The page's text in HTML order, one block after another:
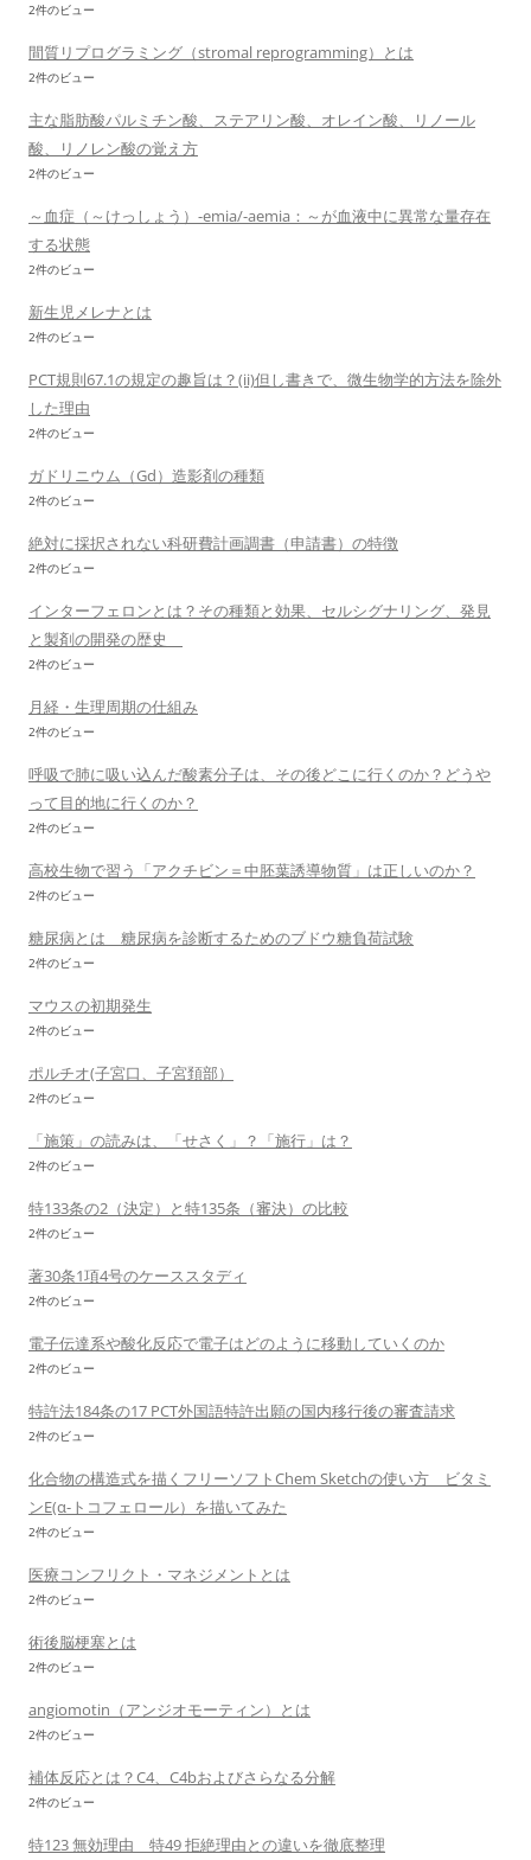
2件のビュー
間質リプログラミング（stromal reprogramming）とは
2件のビュー
主な脂肪酸パルミチン酸、ステアリン酸、オレイン酸、リノール
酸、リノレン酸の覚え方
2件のビュー
～血症（～けっしょう）-emia/-aemia：～が血液中に異常な量存在
する状態
2件のビュー
新生児メレナとは
2件のビュー
PCT規則67.1の規定の趣旨は？(ii)但し書きで、微生物学的方法を除外
した理由
2件のビュー
ガドリニウム（Gd）造影剤の種類
2件のビュー
絶対に採択されない科研費計画調書（申請書）の特徴
2件のビュー
インターフェロンとは？その種類と効果、セルシグナリング、発見
と製剤の開発の歴史
2件のビュー
月経・生理周期の仕組み
2件のビュー
呼吸で肺に吸い込んだ酸素分子は、その後どこに行くのか？どうや
って目的地に行くのか？
2件のビュー
高校生物で習う「アクチビン＝中胚葉誘導物質」は正しいのか？
2件のビュー
糖尿病とは 糖尿病を診断するためのブドウ糖負荷試験
2件のビュー
マウスの初期発生
2件のビュー
ポルチオ(子宮口、子宮頚部）
2件のビュー
「施策」の読みは、「せさく」？「施行」は？
2件のビュー
特133条の2（決定）と特135条（審決）の比較
2件のビュー
著30条1項4号のケーススタディ
2件のビュー
電子伝達系や酸化反応で電子はどのように移動していくのか
2件のビュー
特許法184条の17 PCT外国語特許出願の国内移行後の審査請求
2件のビュー
化合物の構造式を描くフリーソフトChem Sketchの使い方 ビタミ
ンE(α-トコフェロール）を描いてみた
2件のビュー
医療コンフリクト・マネジメントとは
2件のビュー
術後脳梗塞とは
2件のビュー
angiomotin（アンジオモーティン）とは
2件のビュー
補体反応とは？C4、C4bおよびさらなる分解
2件のビュー
特123 無効理由 特49 拒絶理由との違いを徹底整理